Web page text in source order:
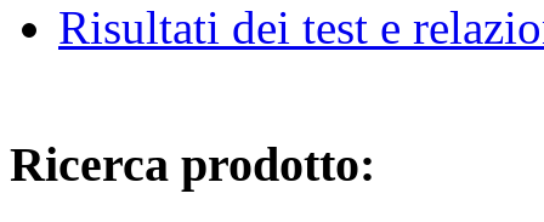
Risultati dei test e
Ricerca prodotto: